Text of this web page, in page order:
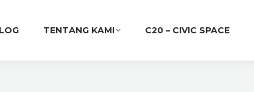
TENTANG KAMI C20 – CIVIC SPACE